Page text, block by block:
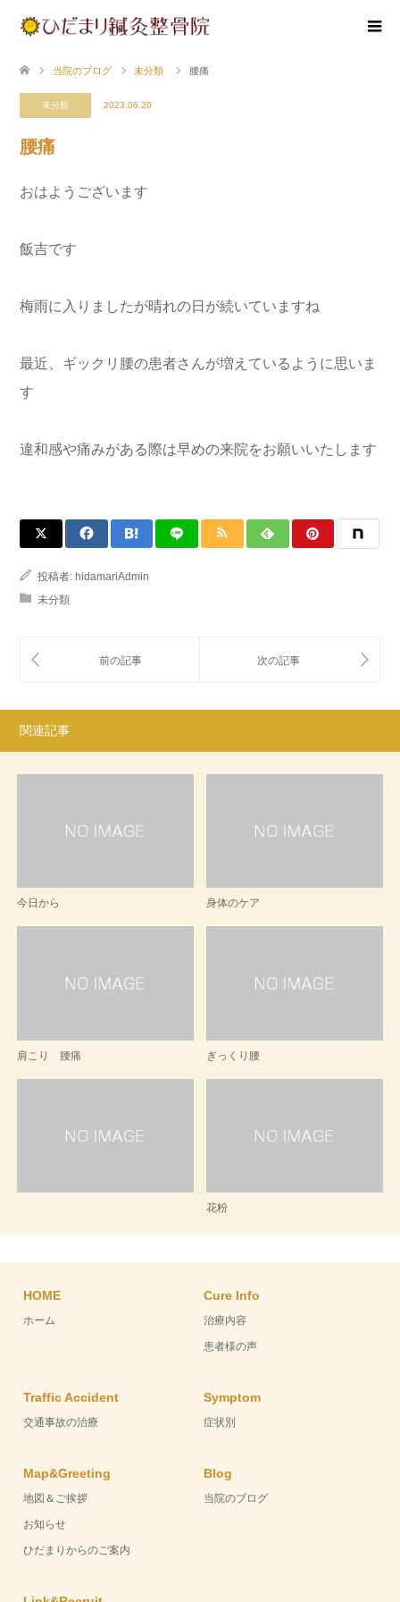
当院のブログ 未分類 腰痛
未分類 2023.06.20
腰痛
おはようございます
飯吉です
梅雨に入りましたが晴れの日が続いていますね
最近、ギックリ腰の患者さんが増えているように思いま
す
違和感や痛みがある際は早めの来院をお願いいたします
投稿者: hidamariAdmin
未分類
関連記事
今日から 身体のケア
肩こり 腰痛 ぎっくり腰
花粉
HOME
ホーム
Cure Info
治療内容
患者様の声
Traffic Accident
交通事故の治療
Symptom
症状別
Map&Greeting
地図＆ご挨拶
お知らせ
ひだまりからのご案内
Blog
当院のブログ